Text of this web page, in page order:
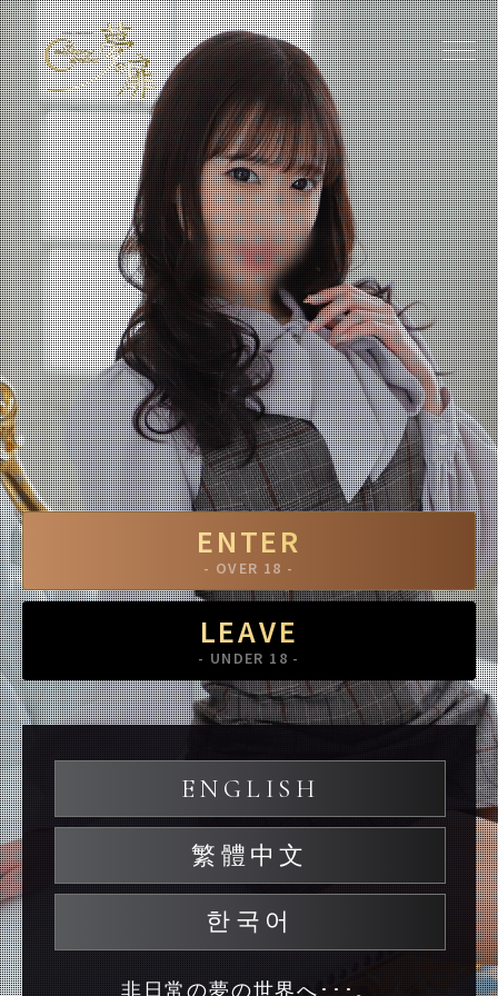
ENTER
- OVER 18 -
LEAVE
- UNDER 18 -
ENGLISH
繁體中文
한국어
非日常の夢の世界へ･･･。